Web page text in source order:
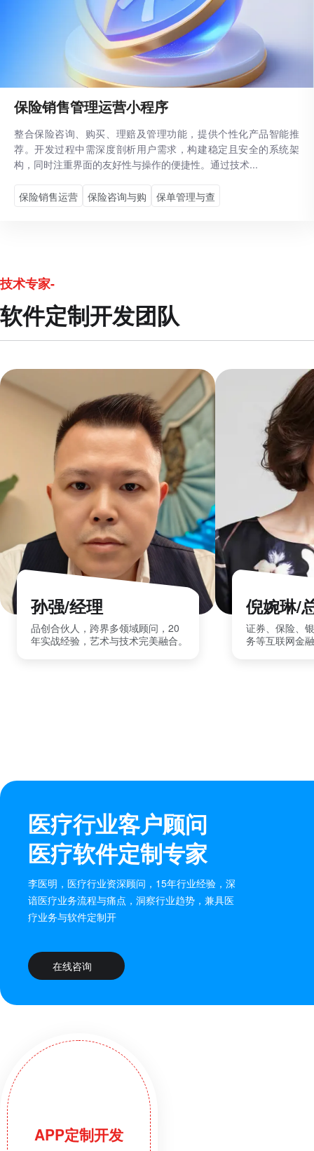
保险销售管理运营小程序
整合保险咨询、购买、理赔及管理功能，提供个性化产品智能推
荐。开发过程中需深度剖析用户需求，构建稳定且安全的系统架
构，同时注重界面的友好性与操作的便捷性。通过技术...
保险销售运营 保险咨询与购 保单管理与查
技术专家-
软件定制开发团队
孙强/经理
品创合伙人，跨界多领域顾问，20
年实战经验，艺术与技术完美融合。
倪婉琳/
证券、保险、
务等互联网金
医疗行业客户顾问
医疗软件定制专家
李医明，医疗行业资深顾问，15年行业经验，深
谙医疗业务流程与痛点，洞察行业趋势，兼具医
疗业务与软件定制开
在线咨询
APP定制开发